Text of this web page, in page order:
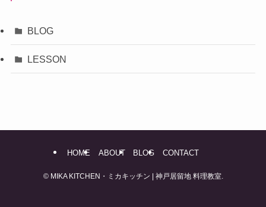
BLOG
LESSON
HOME ABOUT BLOG CONTACT
©MIKA KITCHEN・ミカキッチン | 神戸居留地 料理教室.